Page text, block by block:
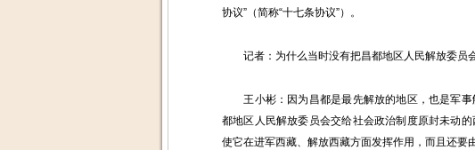
协议”（简称“十七条协议”）。
记者：为什么当时没有把昌都地区人民解放委员
王小彬：因为昌都是最先解放的地区，也是军事
都地区人民解放委员会交给社会政治制度原封未动
使它在进军西藏、解放西藏方面发挥作用，而且还要